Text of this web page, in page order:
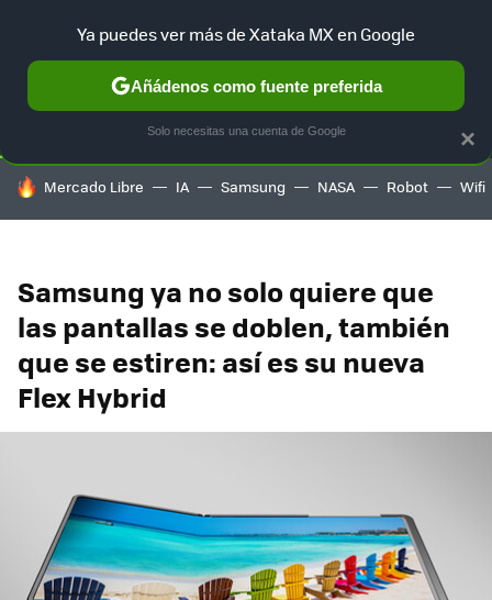
SELECCIÓN GAMING HOME AUTO TERRITORIO
HOY SE HABLA DE
Mercado Libre IA Samsung NASA Robot Wifi
Samsung ya no solo quiere que
las pantallas se doblen, también
que se estiren: así es su nueva
Flex Hybrid
×
Ya puedes ver más de Xataka MX en Google
Añádenos como fuente preferida
Solo necesitas una cuenta de Google